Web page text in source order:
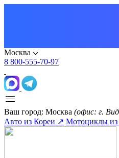
Москва
8 800-555-70-97
Ваш город: Москва (офис: г.
Авто из Кореи ↗ Мотоциклы